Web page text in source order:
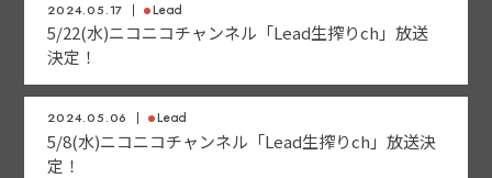
2024.05.17 Lead
5/22(水)ニコニコチャンネル「Lead生搾りch」放送
決定！
2024.05.06 Lead
5/8(水)ニコニコチャンネル「Lead生搾りch」放送決
定！